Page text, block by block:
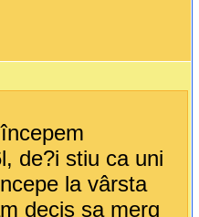
de?i stiu ca uni
la vârsta
decis sa merg